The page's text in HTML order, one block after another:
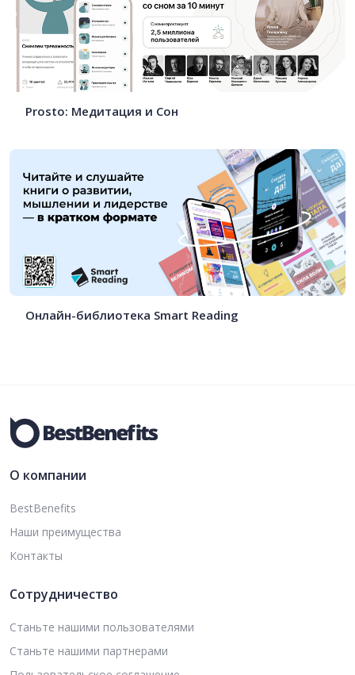
Prosto: Медитация и Сон
Онлайн-библиотека Smart Reading
О компании
BestBenefits
Наши преимущества
Контакты
Сотрудничество
Станьте нашими пользователями
Станьте нашими партнерами